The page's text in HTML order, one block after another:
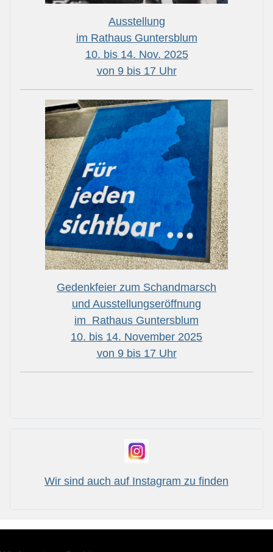
Ausstellung
im Rathaus Guntersblum
10. bis 14. Nov. 2025
von 9 bis 17 Uhr
Gedenkfeier zum Schandmarsch
und Ausstellungseröffnung
im Rathaus Guntersblum
10. bis 14. November 2025
von 9 bis 17 Uhr
Wir sind auch auf Instagram zu finden